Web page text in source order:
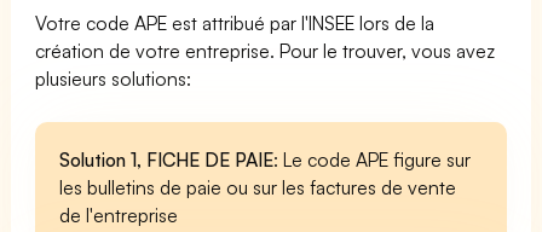
Votre code APE est attribué par l'INSEE lors de la
création de votre entreprise. Pour le trouver, vous avez
plusieurs solutions:
Solution 1, FICHE DE PAIE: Le code APE figure sur
les bulletins de paie ou sur les factures de vente
de l'entreprise